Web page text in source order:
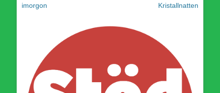
inlägg:
imorgon
Kristallnatten